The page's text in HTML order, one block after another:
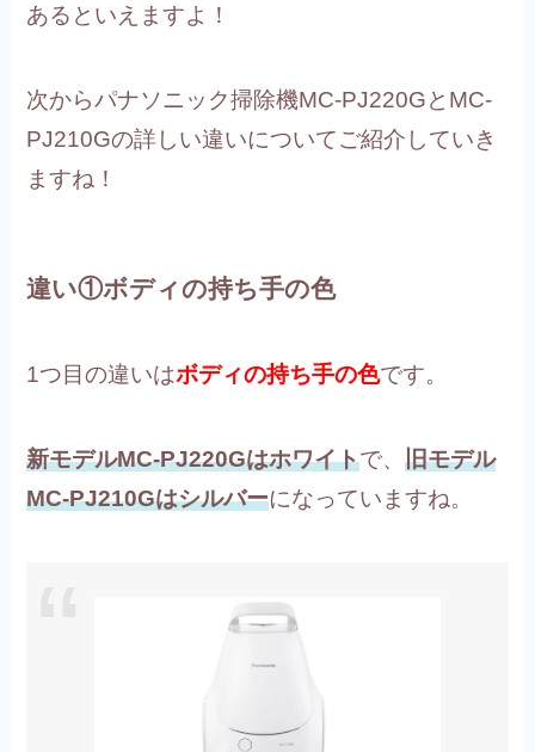
あるといえますよ！
次からパナソニック掃除機MC-PJ220GとMC-
PJ210Gの詳しい違いについてご紹介していき
ますね！
違い①ボディの持ち手の色
1つ目の違いはボディの持ち手の色です。
新モデルMC-PJ220Gはホワイトで、旧モデル
MC-PJ210Gはシルバーになっていますね。